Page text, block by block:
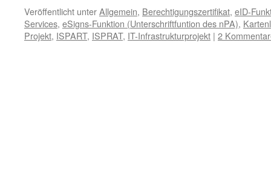
Veröffentlicht unterAllgemein, Berechtigungszertifikat, eID-
Services, eSigns-Funktion (Unterschriftfuntion des nPA),
Projekt, ISPART, ISPRAT, IT-Infrastrukturprojekt | 2